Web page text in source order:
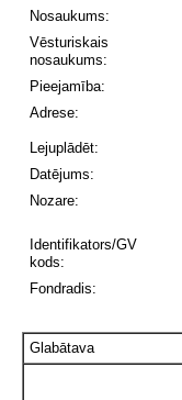
Nosaukums:
Vēsturiskais
nosaukums:
Pieejamība:
Adrese:
Lejuplādēt:
Datējums:
Nozare:
Identifikators/GV
kods:
Fondradis:
Glabātava